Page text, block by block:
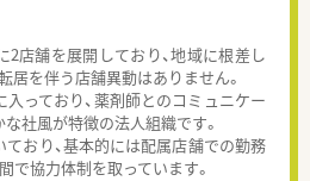
店舗を展開しており、地域に根差し
居を伴う店舗異動はありません。
っており、薬剤師とのコミュニケー
社風が特徴の法人組織です。
おり、基本的には配属店舗での勤務
で協力体制を取っています。